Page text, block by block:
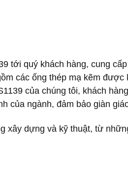
tới quý khách hàng, cung
các ống thép mạ kẽm
của chúng tôi, khách
của ngành, đảm bảo giàn
xây dựng và kỹ thuật, từ